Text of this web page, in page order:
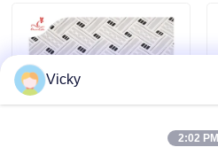
Exhibition Information
tissu brodé de dentelle
équilibre brodé de dentelle
Vicky
2:02 PM